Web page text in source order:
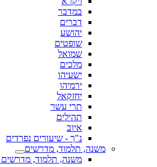
במדבר
דברים
יהושע
שופטים
שמואל
מלכים
ישעיהו
ירמיהו
יחזקאל
תרי עשר
תהילים
איוב
נ"ך - שיעורים נפרדים
משנה, תלמוד, מדרשים
משנה, תלמוד, מדרשים